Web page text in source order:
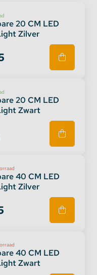
20 CM LED
Zilver
20 CM LED
Zwart
40 CM LED
Zilver
40 CM LED
Zwart